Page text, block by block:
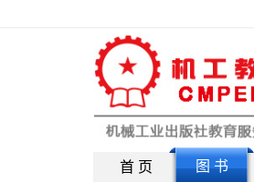
首 页 图 书